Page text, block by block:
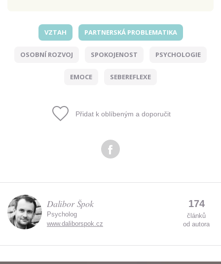
Odeslat
Zadáním e-mailu souhlasíte se zpracováním osobních
VZTAH PARTNERSKÁ PROBLEMATIKA
OSOBNÍ ROZVOJ SPOKOJENOST PSYCHOLOGIE
EMOCE SEBEREFLEXE
Přidat k oblíbeným a doporučit
Dalibor Špok
Psycholog
www.daliborspok.cz
174
článků
od autora